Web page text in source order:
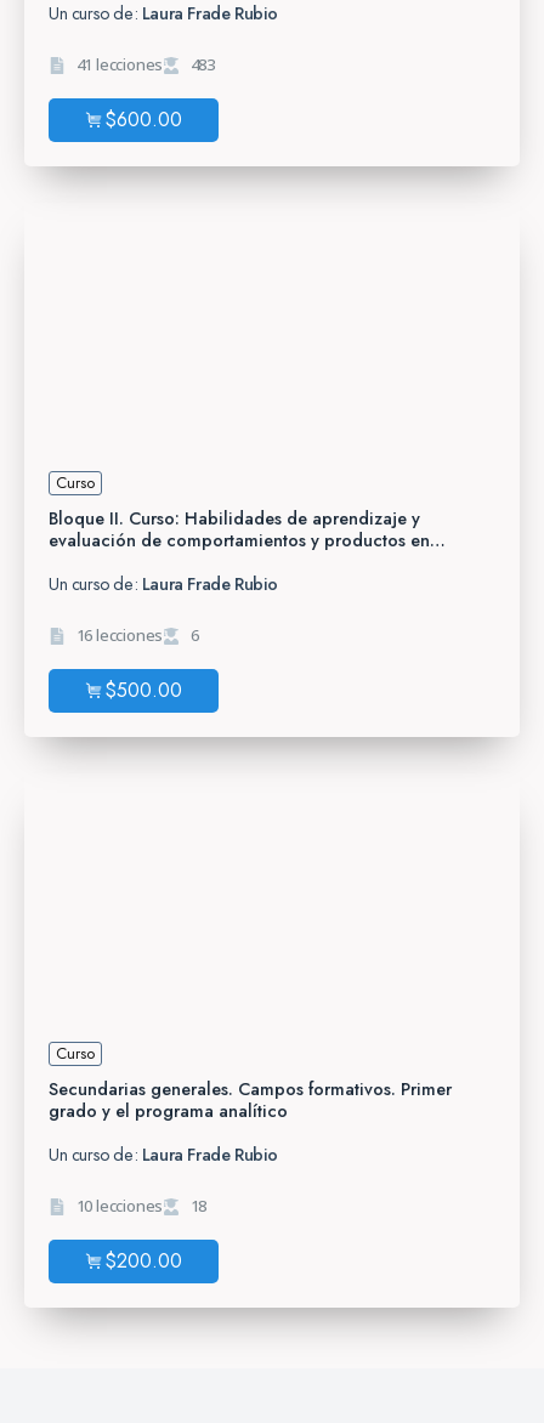
Un curso de: Laura Frade Rubio
41 lecciones 483
$600.00
Curso
Bloque II. Curso: Habilidades de aprendizaje y
evaluación de comportamientos y productos en
Un curso de: Laura Frade Rubio
16 lecciones 6
$500.00
Curso
Secundarias generales. Campos formativos. Primer
grado y el programa analítico
Un curso de: Laura Frade Rubio
10 lecciones 18
$200.00